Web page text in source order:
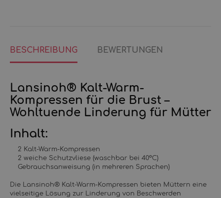
BESCHREIBUNG BEWERTUNGEN
Lansinoh® Kalt-Warm-
Kompressen für die Brust –
Wohltuende Linderung für Mütter
Inhalt:
2 Kalt-Warm-Kompressen
2 weiche Schutzvliese (waschbar bei 40°C)
Gebrauchsanweisung (in mehreren Sprachen)
Die Lansinoh® Kalt-Warm-Kompressen bieten Müttern eine
vielseitige Lösung zur Linderung von Beschwerden